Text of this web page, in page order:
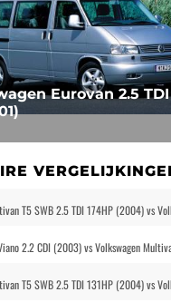
Eurovan 2.5 TDI
T5 SWB 2.5 TDI 174HP (2004) vs
2.2 CDI (2003) vs Volkswagen
T5 SWB 2.5 TDI 131HP (2004) vs